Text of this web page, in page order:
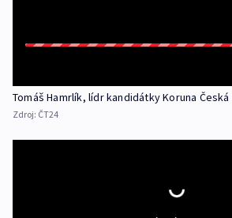
Tomáš Hamrlík, lídr kandidátky Koruna Česká
Zdroj: ČT24